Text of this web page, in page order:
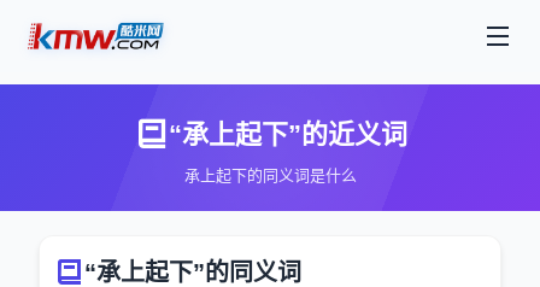
“承上起下”的近义词
承上起下的同义词是什么
“承上起下”的同义词